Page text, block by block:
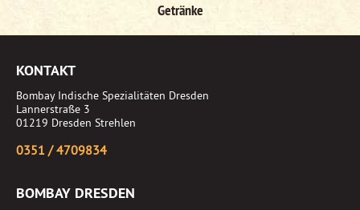
Getränke
KONTAKT
Bombay Indische Spezialitäten Dresden
Lannerstraße 3
01219 Dresden Strehlen
0351 / 4709834
BOMBAY DRESDEN